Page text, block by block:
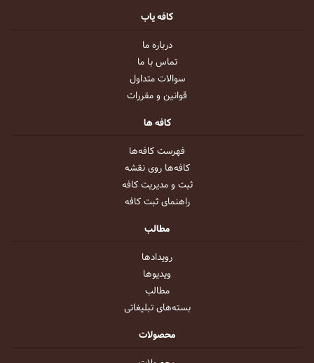
کافه یاب
درباره ما
تماس با ما
سوالات متداول
قوانین و مقررات
کافه ها
فهرست کافه‌ها
کافه‌ها روی نقشه
ثبت و مدیریت کافه
راهنمای ثبت کافه
مطالب
رویداد‌ها
ویدیو‌ها
مطالب
بسته‌های تبلیغاتی
محصولات